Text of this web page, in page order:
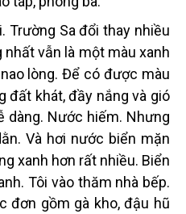
Trường Sa đổi thay nhiều
nhất vẫn là một màu xanh
lòng. Để có được màu
đất khát, đầy nắng và gió
dàng. Nước hiếm. Nhưng
Và hơi nước biển mặn
xanh hơn rất nhiều. Biển
Tôi vào thăm nhà bếp.
đơn gồm gà kho, đậu hũ